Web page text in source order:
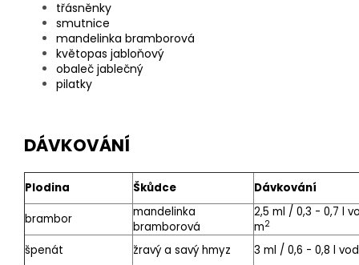
třásněnky
smutnice
mandelinka bramborová
květopas jabloňový
obaleč jablečný
pilatky
DÁVKOVÁNÍ
Plodina Škůdce Dávkování
brambor
mandelinka
bramborová
2,5 ml / 0,3 - 0,7 l
m2
špenát žravý a savý hmyz
3 ml / 0,6 - 0,8 l